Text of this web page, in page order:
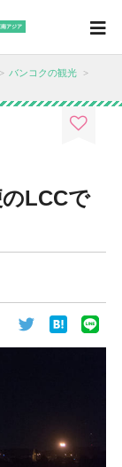
南アジア
バンコクの観光
LCCで